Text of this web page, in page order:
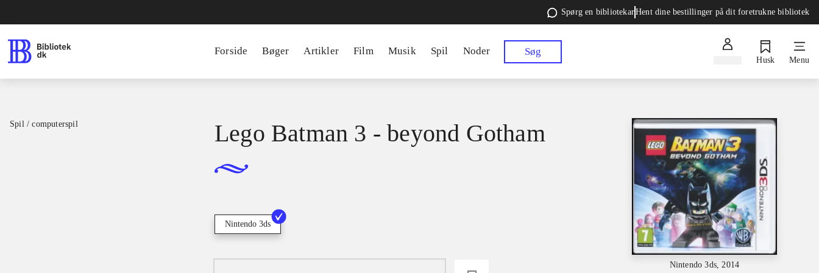
Spørg en bibliotekarHent dine bestillinger på dit foretrukne bibliotek
Forside Bøger Artikler Film Musik Spil Noder Søg
Husk Menu
Spil / computerspil
Nintendo 3ds, 2014
Lego Batman 3 - beyond Gotham
Nintendo 3ds